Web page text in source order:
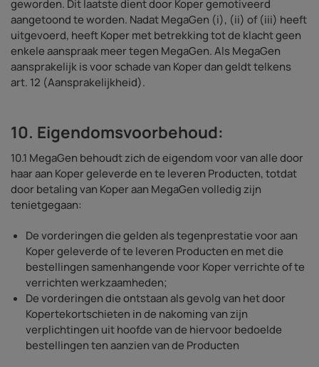
geworden. Dit laatste dient door Koper gemotiveerd
aangetoond te worden. Nadat MegaGen (i), (ii) of (iii) heeft
uitgevoerd, heeft Koper met betrekking tot de klacht geen
enkele aanspraak meer tegen MegaGen. Als MegaGen
aansprakelijk is voor schade van Koper dan geldt telkens
art. 12 (Aansprakelijkheid).
10. Eigendomsvoorbehoud:
10.1 MegaGen behoudt zich de eigendom voor van alle door
haar aan Koper geleverde en te leveren Producten, totdat
door betaling van Koper aan MegaGen volledig zijn
tenietgegaan:
De vorderingen die gelden als tegenprestatie voor aan
Koper geleverde of te leveren Producten en met die
bestellingen samenhangende voor Koper verrichte of te
verrichten werkzaamheden;
De vorderingen die ontstaan als gevolg van het door
Kopertekortschieten in de nakoming van zijn
verplichtingen uit hoofde van de hiervoor bedoelde
bestellingen ten aanzien van de Producten